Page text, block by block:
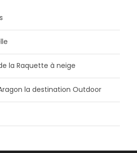
la Raquette à neige
la destination Outdoor